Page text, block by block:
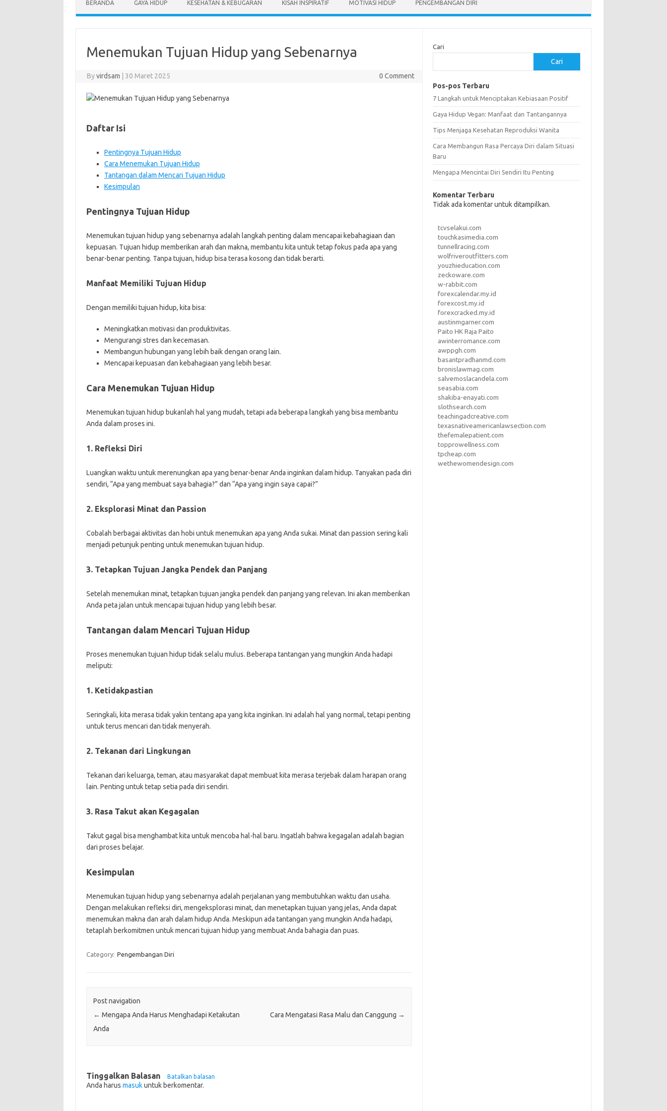
BERANDA GAYA HIDUP KESEHATAN & KEBUGARAN KISAH INSPIRATIF MOTIVASI HIDUP PENGEMBANGAN DIRI
Menemukan Tujuan Hidup yang Sebenarnya
Byvirdsam 30 Maret 2025 0 Comment
Daftar Isi
Pentingnya Tujuan Hidup
Cara Menemukan Tujuan Hidup
Tantangan dalam Mencari Tujuan Hidup
Kesimpulan
Pentingnya Tujuan Hidup
Menemukan tujuan hidup yang sebenarnya adalah langkah penting dalam mencapai kebahagiaan dan
kepuasan. Tujuan hidup memberikan arah dan makna, membantu kita untuk tetap fokus pada apa yang
benar-benar penting. Tanpa tujuan, hidup bisa terasa kosong dan tidak berarti.
Manfaat Memiliki Tujuan Hidup
Dengan memiliki tujuan hidup, kita bisa:
Meningkatkan motivasi dan produktivitas.
Mengurangi stres dan kecemasan.
Membangun hubungan yang lebih baik dengan orang lain.
Mencapai kepuasan dan kebahagiaan yang lebih besar.
Cara Menemukan Tujuan Hidup
Menemukan tujuan hidup bukanlah hal yang mudah, tetapi ada beberapa langkah yang bisa membantu
Anda dalam proses ini.
1. Refleksi Diri
Luangkan waktu untuk merenungkan apa yang benar-benar Anda inginkan dalam hidup. Tanyakan pada diri
sendiri, “Apa yang membuat saya bahagia?” dan “Apa yang ingin saya capai?”
2. Eksplorasi Minat dan Passion
Cobalah berbagai aktivitas dan hobi untuk menemukan apa yang Anda sukai. Minat dan passion sering kali
menjadi petunjuk penting untuk menemukan tujuan hidup.
3. Tetapkan Tujuan Jangka Pendek dan Panjang
Setelah menemukan minat, tetapkan tujuan jangka pendek dan panjang yang relevan. Ini akan memberikan
Anda peta jalan untuk mencapai tujuan hidup yang lebih besar.
Tantangan dalam Mencari Tujuan Hidup
Proses menemukan tujuan hidup tidak selalu mulus. Beberapa tantangan yang mungkin Anda hadapi
meliputi:
1. Ketidakpastian
Seringkali, kita merasa tidak yakin tentang apa yang kita inginkan. Ini adalah hal yang normal, tetapi penting
untuk terus mencari dan tidak menyerah.
2. Tekanan dari Lingkungan
Tekanan dari keluarga, teman, atau masyarakat dapat membuat kita merasa terjebak dalam harapan orang
lain. Penting untuk tetap setia pada diri sendiri.
3. Rasa Takut akan Kegagalan
Takut gagal bisa menghambat kita untuk mencoba hal-hal baru. Ingatlah bahwa kegagalan adalah bagian
dari proses belajar.
Kesimpulan
Menemukan tujuan hidup yang sebenarnya adalah perjalanan yang membutuhkan waktu dan usaha.
Dengan melakukan refleksi diri, mengeksplorasi minat, dan menetapkan tujuan yang jelas, Anda dapat
menemukan makna dan arah dalam hidup Anda. Meskipun ada tantangan yang mungkin Anda hadapi,
tetaplah berkomitmen untuk mencari tujuan hidup yang membuat Anda bahagia dan puas.
Category: Pengembangan Diri
Post navigation
← Mengapa Anda Harus Menghadapi Ketakutan
Anda
Cara Mengatasi Rasa Malu dan Canggung →
Tinggalkan Balasan Batalkan balasan
Anda harus masukuntuk berkomentar.
Cari
Cari
Pos-pos Terbaru
7 Langkah untuk Menciptakan Kebiasaan Positif
Gaya Hidup Vegan: Manfaat dan Tantangannya
Tips Menjaga Kesehatan Reproduksi Wanita
Cara Membangun Rasa Percaya Diri dalam Situasi
Baru
Mengapa Mencintai Diri Sendiri Itu Penting
Komentar Terbaru
Tidak ada komentar untuk ditampilkan.
tcvselakui.com
touchkasimedia.com
tunnellracing.com
wolfriveroutfitters.com
youzhieducation.com
zeckoware.com
w-rabbit.com
forexcalendar.my.id
forexcost.my.id
forexcracked.my.id
austinmgarner.com
Paito HK Raja Paito
awinterromance.com
awppgh.com
basantpradhanmd.com
bronislawmag.com
salvemoslacandela.com
seasabia.com
shakiba-enayati.com
slothsearch.com
teachingadcreative.com
texasnativeamericanlawsection.com
thefemalepatient.com
topprowellness.com
tpcheap.com
wethewomendesign.com